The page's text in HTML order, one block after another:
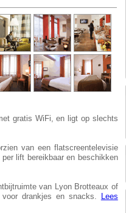
gratis WiFi, en ligt op slechts
van een flatscreentelevisie
lift bereikbaar en beschikken
van Lyon Brotteaux of
drankjes en snacks.
Lees